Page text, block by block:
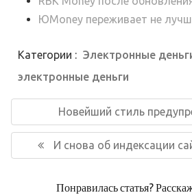
ЮMoney переживает не
Категории : Электронные
электронные деньги
записям
Предыдущая
запись:
Новейший стиль
Следующая
запись:
И снова об индексации
Понравилась статья?